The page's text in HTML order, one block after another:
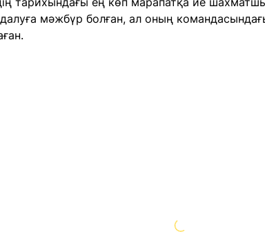
мәжбүр болған, ал оның